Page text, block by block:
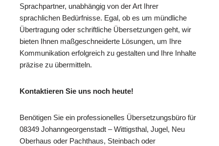
Sprachpartner, unabhängig von der Art Ihrer
sprachlichen Bedürfnisse. Egal, ob es um mündliche
Übertragung oder schriftliche Übersetzungen geht, wir
bieten Ihnen maßgeschneiderte Lösungen, um Ihre
Kommunikation erfolgreich zu gestalten und Ihre Inhalte
präzise zu übermitteln.
Kontaktieren Sie uns noch heute!
Benötigen Sie ein professionelles Übersetzungsbüro für
08349 Johanngeorgenstadt – Wittigsthal, Jugel, Neu
Oberhaus oder Pachthaus, Steinbach oder